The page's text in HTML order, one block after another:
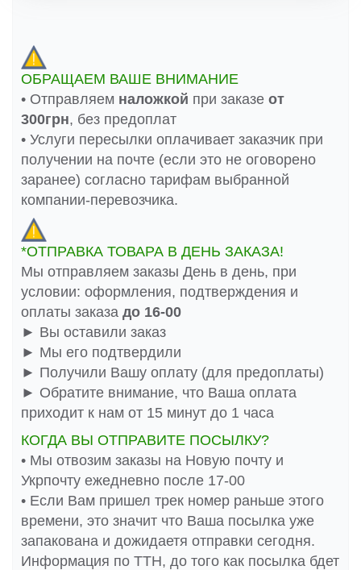
ОБРАЩАЕМ ВАШЕ ВНИМАНИЕ
• Отправляем наложкой при заказе от
300грн, без предоплат
• Услуги пересылки оплачивает заказчик при
получении на почте (если это не оговорено
заранее) согласно тарифам выбранной
компании-перевозчика.
*ОТПРАВКА ТОВАРА В ДЕНЬ ЗАКАЗА!
Мы отправляем заказы День в день, при
условии: оформления, подтверждения и
оплаты заказа до 16-00
► Вы оставили заказ
► Мы его подтвердили
► Получили Вашу оплату (для предоплаты)
► Обратите внимание, что Ваша оплата
приходит к нам от 15 минут до 1 часа
КОГДА ВЫ ОТПРАВИТЕ ПОСЫЛКУ?
• Мы отвозим заказы на Новую почту и
Укрпочту ежедневно после 17-00
• Если Вам пришел трек номер раньше этого
времени, это значит что Ваша посылка уже
запакована и дожидаетя отправки сегодня.
Информация по ТТН, до того как посылка бдет